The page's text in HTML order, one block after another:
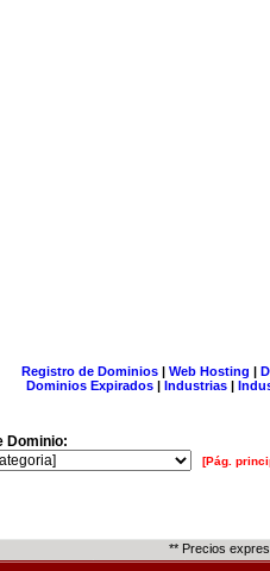
Registro de Dominios| Web Hosting |
Dominios Expirados | Industrias |
Dominio:
[Pág.
** Precios